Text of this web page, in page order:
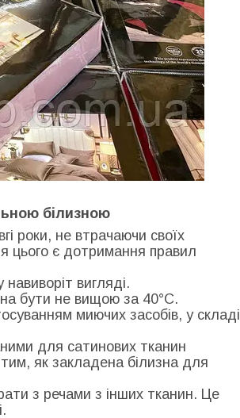
білизною
роки, не втрачаючи своїх
цього є дотримання правил
вигляді.
бути не вищою за 40°С.
миючих засобів, у складі
для сатинових тканин
як закладена білизна для
з речами з інших тканин. Це